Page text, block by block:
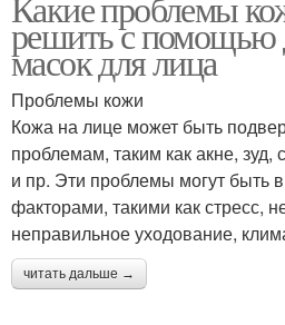
решить с
масок для лица
Проблемы кожи
Кожа на лице может быть
проблемам, таким как акне, зуд,
и пр. Эти проблемы могут быть
факторами, такими как стресс,
неправильное уходование,
читать дальше →